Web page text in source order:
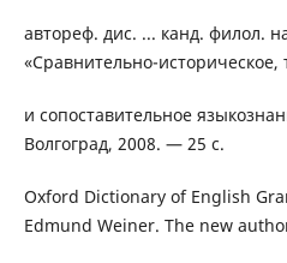
автореф. дис. ... канд. филол.
«Сравнительно-историческое,
и сопоставительное
Волгоград, 2008. — 25 с.
Oxford Dictionary of English
Edmund Weiner. The new